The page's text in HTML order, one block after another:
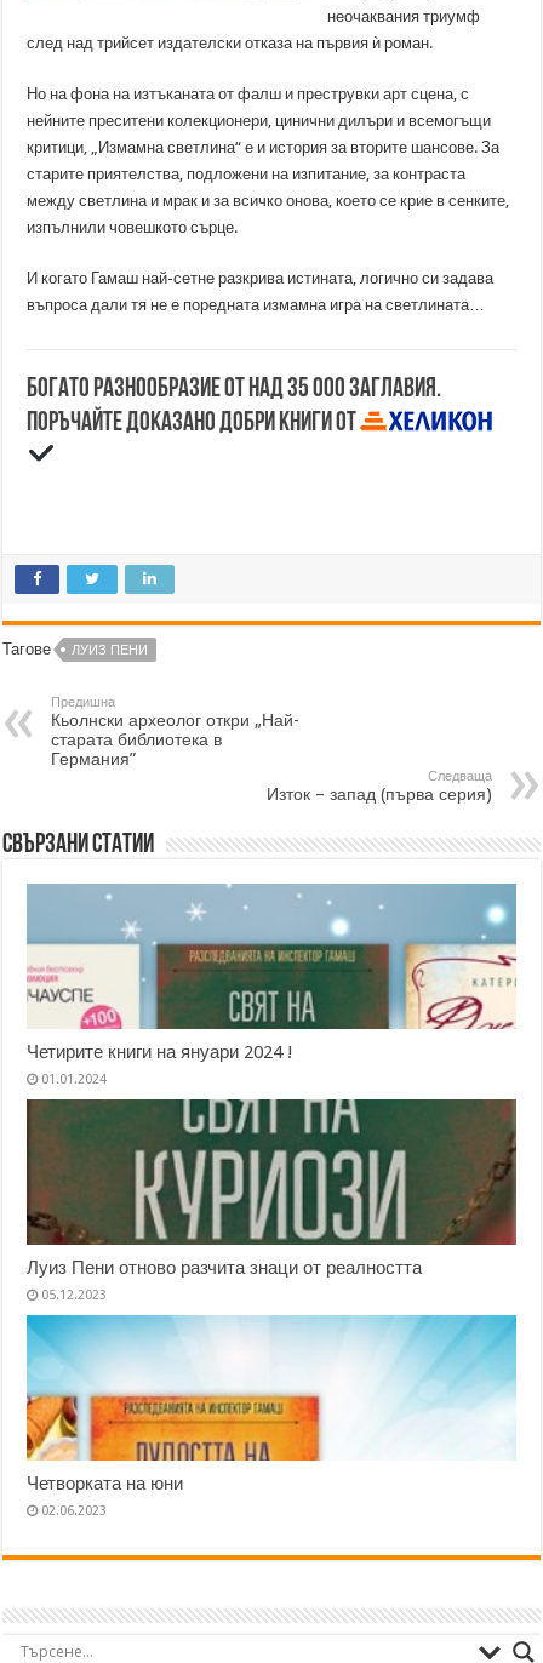
неочаквания триумф
след над трийсет издателски отказа на първия ѝ роман.
Но на фона на изтъканата от фалш и преструвки арт сцена, с
нейните преситени колекционери, цинични дилъри и всемогъщи
критици, „Измамна светлина“ е и история за вторите шансове. За
старите приятелства, подложени на изпитание, за контраста
между светлина и мрак и за всичко онова, което се крие в сенките,
изпълнили човешкото сърце.
И когато Гамаш най-сетне разкрива истината, логично си задава
въпроса дали тя не е поредната измамна игра на светлината…
Богато разнообразие от над 35 000 заглавия.
Поръчайте доказано добри книги от
Тагове ЛУИЗ ПЕНИ
Предишна
Кьолнски археолог откри „Най-
старата библиотека в
Германия”
Следваща
Изток – запад (първа серия)
Свързани статии
Четирите книги на януари 2024 !
01.01.2024
Луиз Пени отново разчита знаци от реалността
05.12.2023
Четворката на юни
02.06.2023